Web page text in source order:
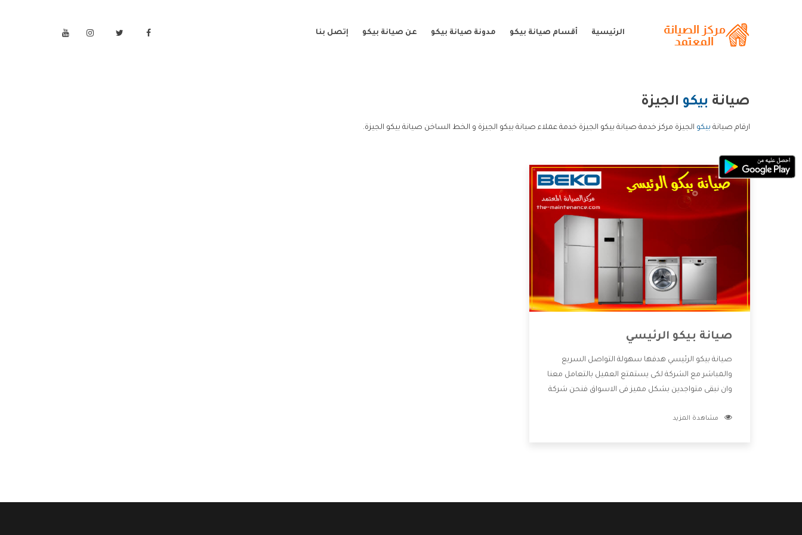
الرئيسية أقسام صيانة بيكو مدونة صيانة بيكو عن صيانة بيكو إتصل بنا
صيانة بيكو الجيزة
ارقام صيانة بيكو الجيزة مركز خدمة صيانة بيكو الجيزة خدمة عملاء صيانة بيكو الجيزة و الخط الساخن صيانة بيكو الجيزة.
صيانة بيكو الرئيسي
صيانة بيكو الرئيسي هدفها سهولة التواصل السريع
والمباشر مع الشركة لكى يستمتع العميل بالتعامل معنا
وان نبقى متواجدين بشكل مميز فى الاسواق فنحن شركة
بالخدمات التى تنفرد الشركة بها والتى تكون منها خدمة
مشاهدة المزيد